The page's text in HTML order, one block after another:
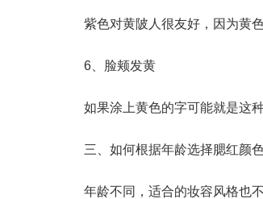
紫色对黄陂人很友好，因为黄
6、脸颊发黄
如果涂上黄色的字可能就是这
三、如何根据年龄选择腮红颜
年龄不同，适合的妆容风格也